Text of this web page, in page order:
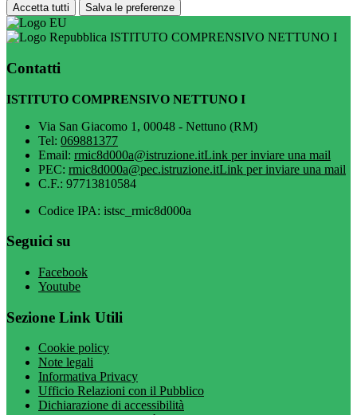
Accetta tutti Salva le preferenze
ISTITUTO COMPRENSIVO NETTUNO I
Contatti
ISTITUTO COMPRENSIVO NETTUNO I
Via San Giacomo 1, 00048 - Nettuno (RM)
Tel: 069881377
Email: rmic8d000a@istruzione.itLink per inviare una mail
PEC: rmic8d000a@pec.istruzione.itLink per inviare una mail
C.F.: 97713810584
Codice IPA: istsc_rmic8d000a
Seguici su
Facebook
Youtube
Sezione Link Utili
Cookie policy
Note legali
Informativa Privacy
Ufficio Relazioni con il Pubblico
Dichiarazione di accessibilità